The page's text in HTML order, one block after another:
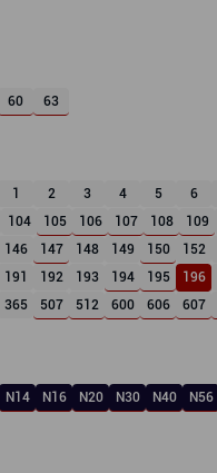
60 63
1 2 3 4 5 6
104 105 106 107 108 109
146 147 148 149 150 152
191 192 193 194 195 196
365 507 512 600 606 607
N14 N16 N20 N30 N40 N56